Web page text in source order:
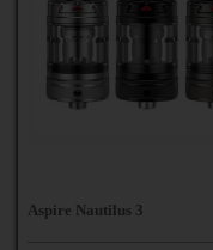
Aspire Nautilus 3